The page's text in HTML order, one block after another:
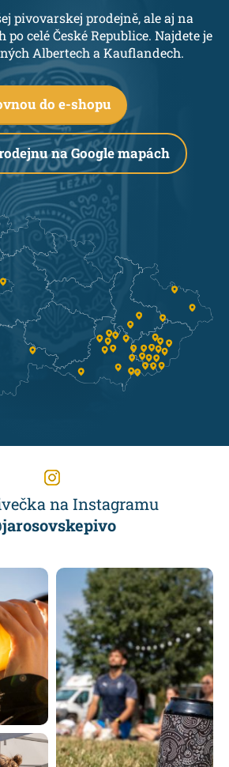
pivovarskej prodejně, ale aj na
celé České Republice. Najdete je
Albertech a Kauflandech.
do e-shopu
na Google mapách
na Instagramu